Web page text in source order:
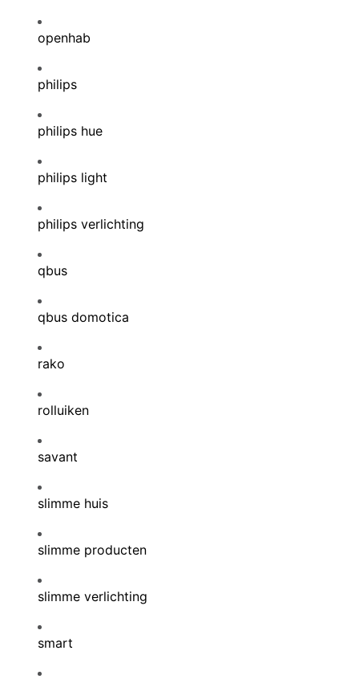
openhab
philips
philips hue
philips light
philips verlichting
qbus
qbus domotica
rako
rolluiken
savant
slimme huis
slimme producten
slimme verlichting
smart